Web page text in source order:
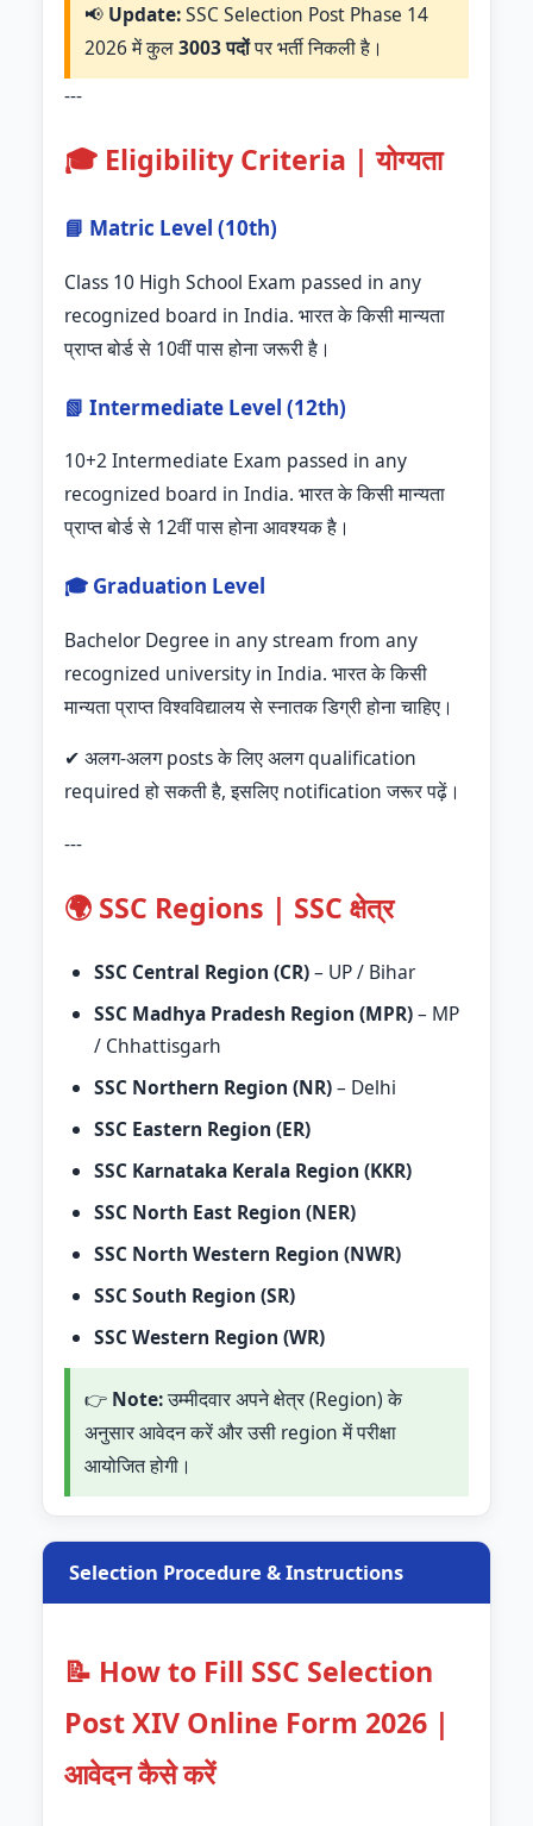
📢 Update:SSC Selection Post Phase 14
2026 में कुल3003 पदोंपर भर्ती निकली है।
---
🎓 Eligibility Criteria | योग्यता
📘 Matric Level (10th)
Class 10 High School Exam passed in any
recognized board in India. भारत के किसी मान्यता
प्राप्त बोर्ड से 10वीं पास होना जरूरी है।
📗 Intermediate Level (12th)
10+2 Intermediate Exam passed in any
recognized board in India. भारत के किसी मान्यता
प्राप्त बोर्ड से 12वीं पास होना आवश्यक है।
🎓 Graduation Level
Bachelor Degree in any stream from any
recognized university in India. भारत के किसी
मान्यता प्राप्त विश्वविद्यालय से स्नातक डिग्री होना चाहिए।
✔ अलग-अलग posts के लिए अलग qualification
required हो सकती है, इसलिए notification जरूर पढ़ें।
---
🌍 SSC Regions | SSC क्षेत्र
SSC Central Region (CR)– UP / Bihar
SSC Madhya Pradesh Region (MPR)– MP
/ Chhattisgarh
SSC Northern Region (NR)– Delhi
SSC Eastern Region (ER)
SSC Karnataka Kerala Region (KKR)
SSC North East Region (NER)
SSC North Western Region (NWR)
SSC South Region (SR)
SSC Western Region (WR)
👉 Note:उम्मीदवार अपने क्षेत्र (Region) के
अनुसार आवेदन करें और उसी region में परीक्षा
आयोजित होगी।
Selection Procedure & Instructions
📝 How to Fill SSC Selection
Post XIV Online Form 2026 |
आवेदन कैसे करें